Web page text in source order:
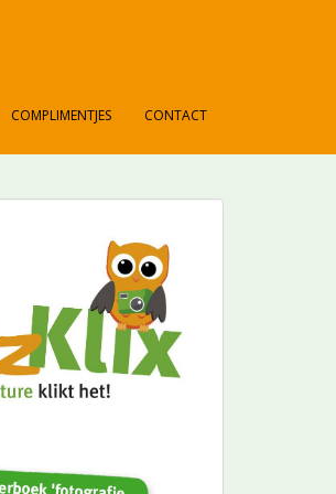
COMPLIMENTJES CONTACT